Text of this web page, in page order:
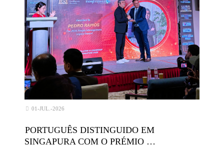
01-JUL.-2026
PORTUGUÊS DISTINGUIDO EM
SINGAPURA COM O PRÉMIO …